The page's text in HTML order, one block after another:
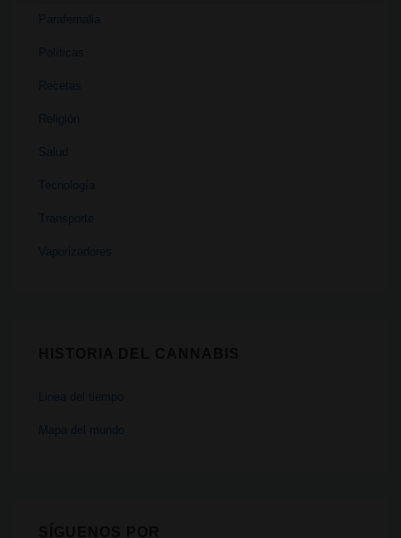
Parafernalia
Políticas
Recetas
Religión
Salud
Tecnología
Transporte
Vaporizadores
Linea del tiempo
Mapa del mundo